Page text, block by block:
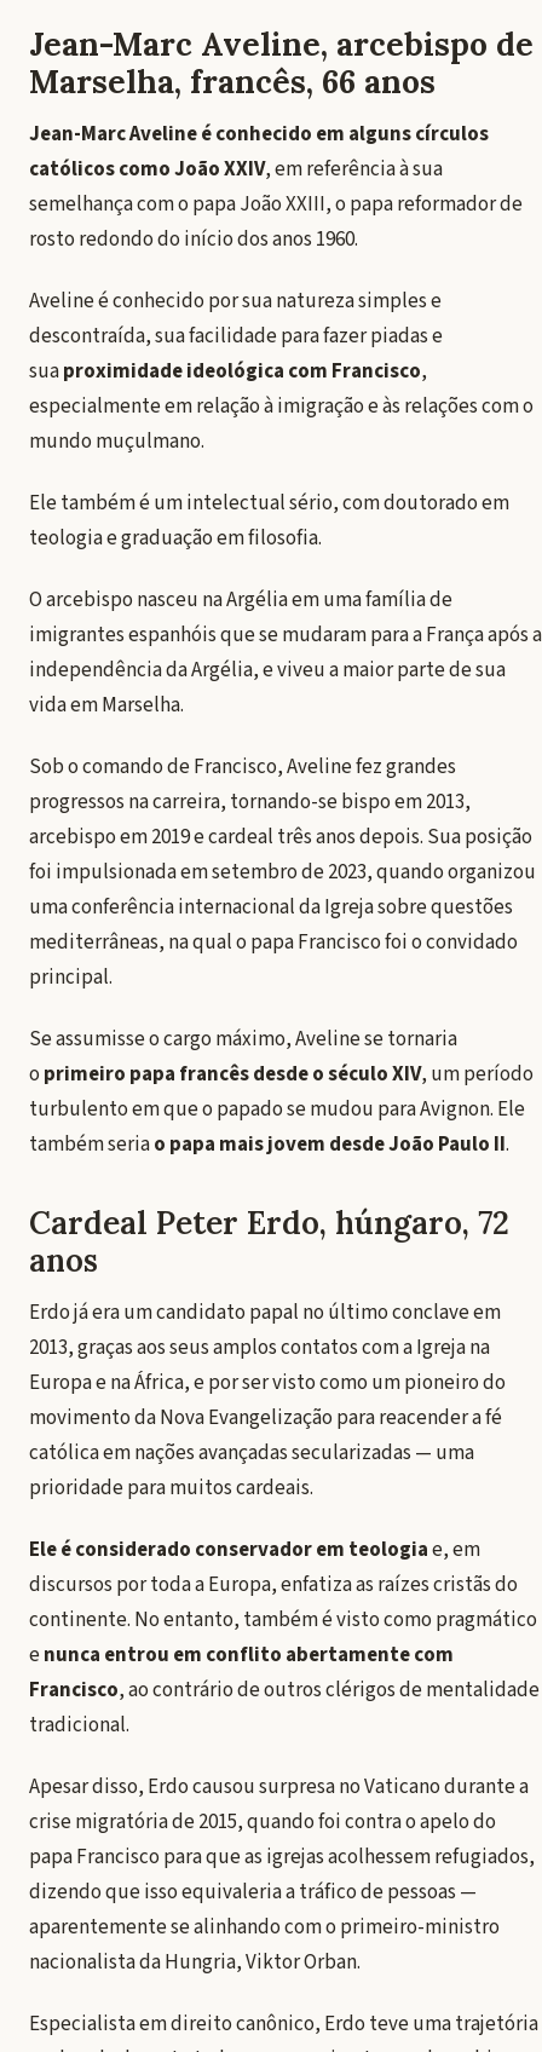
Jean-Marc Aveline, arcebispo de
Marselha, francês, 66 anos
Jean-Marc Aveline é conhecido em alguns círculos
católicos como João XXIV, em referência à sua
semelhança com o papa João XXIII, o papa reformador de
rosto redondo do início dos anos 1960.
Aveline é conhecido por sua natureza simples e
descontraída, sua facilidade para fazer piadas e
suaproximidade ideológica com Francisco,
especialmente em relação à imigração e às relações com o
mundo muçulmano.
Ele também é um intelectual sério, com doutorado em
teologia e graduação em filosofia.
O arcebispo nasceu na Argélia em uma família de
imigrantes espanhóis que se mudaram para a França após a
independência da Argélia, e viveu a maior parte de sua
vida em Marselha.
Sob o comando de Francisco, Aveline fez grandes
progressos na carreira, tornando-se bispo em 2013,
arcebispo em 2019 e cardeal três anos depois. Sua posição
foi impulsionada em setembro de 2023, quando organizou
uma conferência internacional da Igreja sobre questões
mediterrâneas, na qual o papa Francisco foi o convidado
principal.
Se assumisse o cargo máximo, Aveline se tornaria
o primeiro papa francês desde o século XIV, um período
turbulento em que o papado se mudou para Avignon. Ele
também seriao papa mais jovem desde João Paulo II.
Cardeal Peter Erdo, húngaro, 72
anos
Erdo já era um candidato papal no último conclave em
2013, graças aos seus amplos contatos com a Igreja na
Europa e na África, e por ser visto como um pioneiro do
movimento da Nova Evangelização para reacender a fé
católica em nações avançadas secularizadas — uma
prioridade para muitos cardeais.
Ele é considerado conservador em teologiae, em
discursos por toda a Europa, enfatiza as raízes cristãs do
continente. No entanto, também é visto como pragmático
enunca entrou em conflito abertamente com
Francisco, ao contrário de outros clérigos de mentalidade
tradicional.
Apesar disso, Erdo causou surpresa no Vaticano durante a
crise migratória de 2015, quando foicontra o apelo do
papa Francisco para que as igrejas acolhessem refugiados,
dizendo que isso equivaleria a tráfico de pessoas —
aparentemente se alinhando com o primeiro-ministro
nacionalista da Hungria, Viktor Orban.
Especialista em direito canônico, Erdo teve uma trajetória